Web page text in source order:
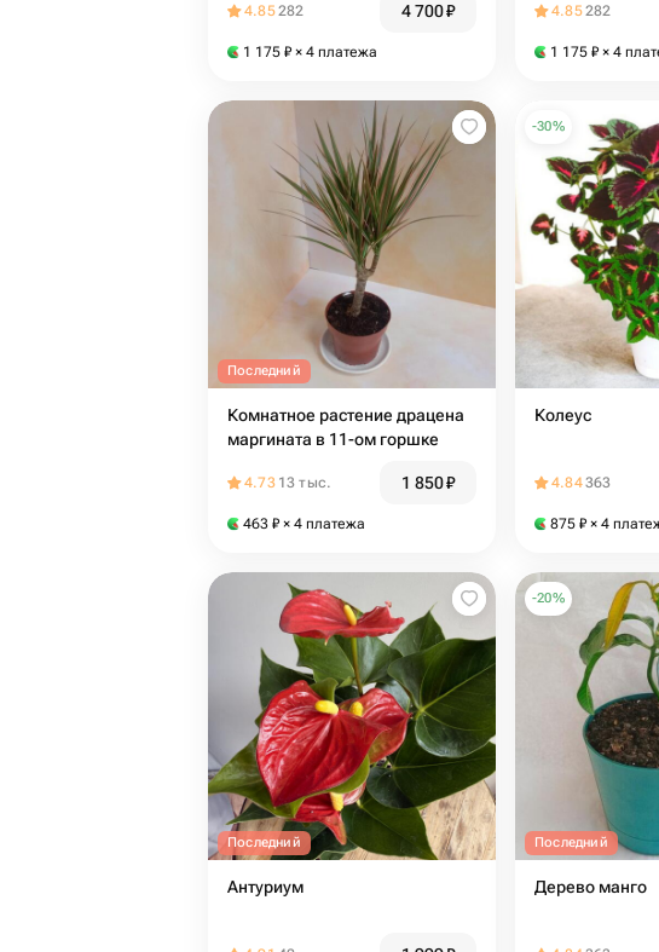
4.85282 4 700₽
1 175 ₽ × 4 платежа
4.85282
1 175 ₽ × 4
Последний
Комнатное растение драцена
маргината в 11-ом горшке
4.73 13 тыс. 1 850₽
463 ₽ × 4 платежа
-30%
Колеус
4.84363
875 ₽ × 4
Последний
Антуриум
-20%
Последний
Дерево манго